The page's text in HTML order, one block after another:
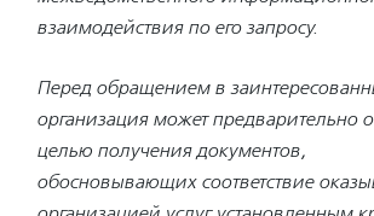
взаимодействия по его запросу.
Перед обращением в
организация можетпредварительно
целью получения документов,
обосновывающих соответствие